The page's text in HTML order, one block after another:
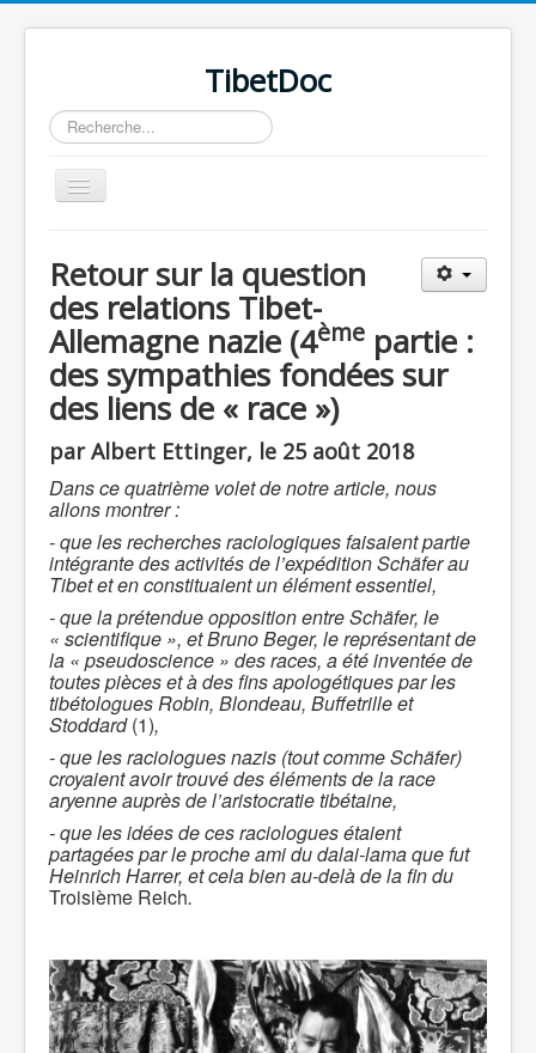
TibetDoc
Rechercher
Basculer
la
≡
Retour sur la question
des relations Tibet-
Allemagne nazie (4ème partie :
des sympathies fondées sur
des liens de « race »)
par Albert Ettinger, le 25 août 2018
Dans ce quatrième volet de notre article, nous
allons montrer :
- que les recherches raciologiques faisaient partie
intégrante des activités de l’expédition Schäfer au
Tibet et en constituaient un élément essentiel,
- que la prétendue opposition entre Schäfer, le
« scientifique », et Bruno Beger, le représentant de
la « pseudoscience » des races, a été inventée de
toutes pièces et à des fins apologétiques par les
tibétologuesRobin, Blondeau, Buffetrille et
Stoddard(1),
- que les raciologues nazis (tout comme Schäfer)
croyaient avoir trouvé des éléments de la race
aryenne auprès del’aristocratie tibétaine,
- que les idées de ces raciologues étaient
partagées par le proche ami du dalai-lama que fut
Heinrich Harrer, et cela bien au-delà de la fin du
Troisième Reich.